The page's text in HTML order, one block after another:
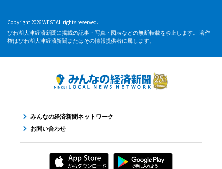
Copyright 2026 WEST All rights reserved.
びわ湖大津経済新聞に掲載の記事・写真・図表などの無断転載を禁止します。 著作
権はびわ湖大津経済新聞またはその情報提供者に属します。
みんなの経済新聞ネットワーク
お問い合わせ